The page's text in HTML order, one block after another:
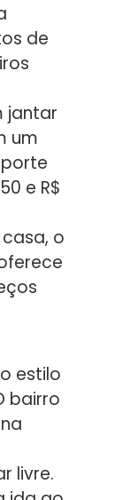
de
jantar
um
e R$
o
estilo
bairro
livre.